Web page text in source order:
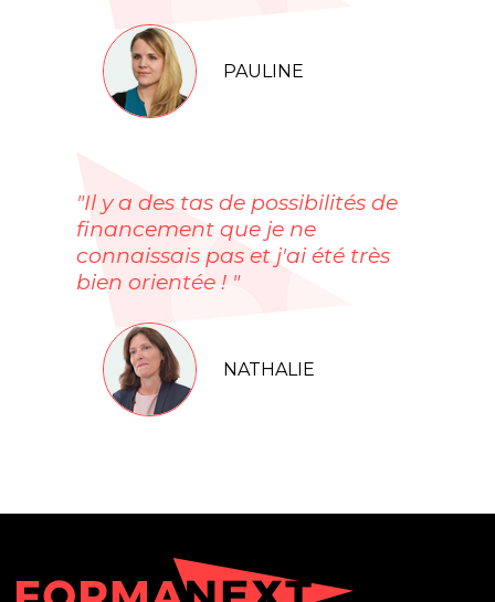
PAULINE
"Il y a des tas de possibilités de
financement que je ne
connaissais pas et j'ai été très
bien orientée ! "
NATHALIE